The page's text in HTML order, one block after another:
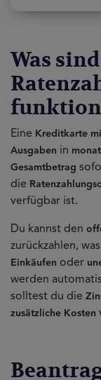
Was
Eine Kreditkarte
Ausgaben in
Gesamtbetrag
die
verfügbar ist.
Du kannst den
zurückzahlen,
Einkäufen oder
werden
solltest du die
zusätzliche Kosten